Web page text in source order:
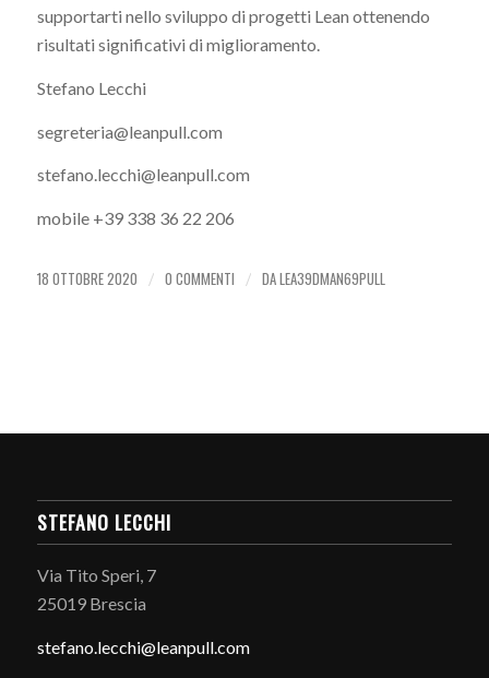
supportarti nello sviluppo di progetti Lean ottenendo
risultati significativi di miglioramento.
Stefano Lecchi
segreteria@leanpull.com
stefano.lecchi@leanpull.com
mobile +39 338 36 22 206
18 OTTOBRE 2020 / 0 COMMENTI / DALEA39DMAN69PULL
STEFANO LECCHI
Via Tito Speri, 7
25019 Brescia
stefano.lecchi@leanpull.com